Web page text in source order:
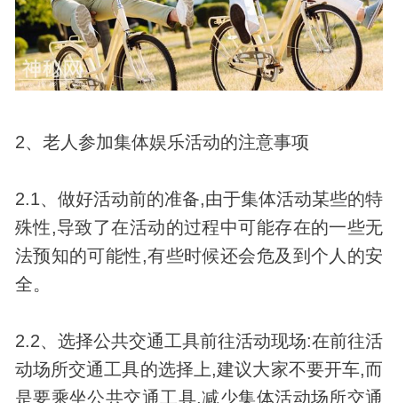
2、老人参加集体娱乐活动的注意事项
2.1、做好活动前的准备,由于集体活动某些的特
殊性,导致了在活动的过程中可能存在的一些无
法预知的可能性,有些时候还会危及到个人的安
全。
2.2、选择公共交通工具前往活动现场:在前往活
动场所交通工具的选择上,建议大家不要开车,而
是要乘坐公共交通工具,减少集体活动场所交通